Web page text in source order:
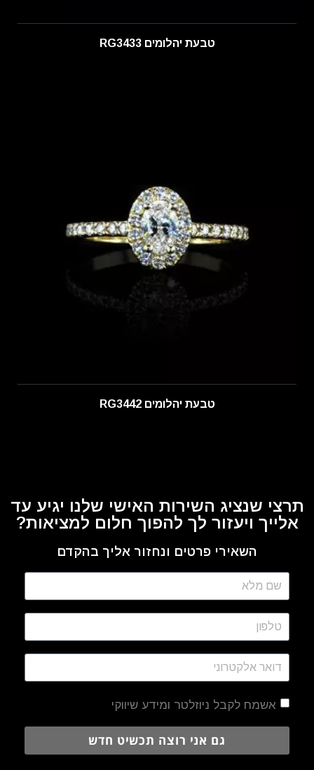
טבעת יהלומים RG3433
טבעת יהלומים RG3442
תרצי שנציג השירות האישי שלנו יגיע עד
אלייך ויעזור לך להפוך חלום למציאות?
השאירי פרטים ונחזור אליך בהקדם
אשמח לקבל ניוזלטר ומידע שיווקי
גם אני רוצה תכשיט חדש